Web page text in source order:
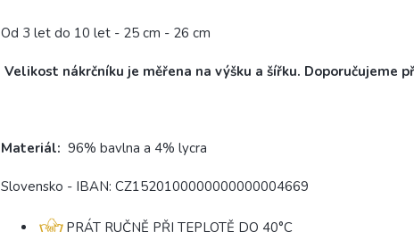
Od 3 let do 10 let - 25 cm - 26 cm
Velikost nákrčníku je měřena na výšku a šířku. Doporučujeme
Materiál: 96% bavlna a 4% lycra
Slovensko - IBAN: CZ1520100000000000004669
PRÁT RUČNĚ PŘI TEPLOTĚ DO 40°C